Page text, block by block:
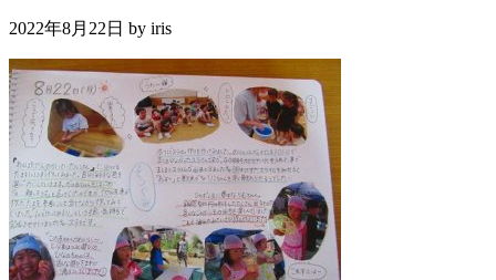
2022年8月22日 by iris